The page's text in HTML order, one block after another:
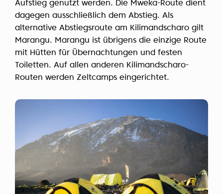
Aufstieg genutzt werden. Die Mweka-Route dient
dagegen ausschließlich dem Abstieg. Als
alternative Abstiegsroute am Kilimandscharo gilt
Marangu. Marangu ist übrigens die einzige Route
mit Hütten für Übernachtungen und festen
Toiletten. Auf allen anderen Kilimandscharo-
Routen werden Zeltcamps eingerichtet.